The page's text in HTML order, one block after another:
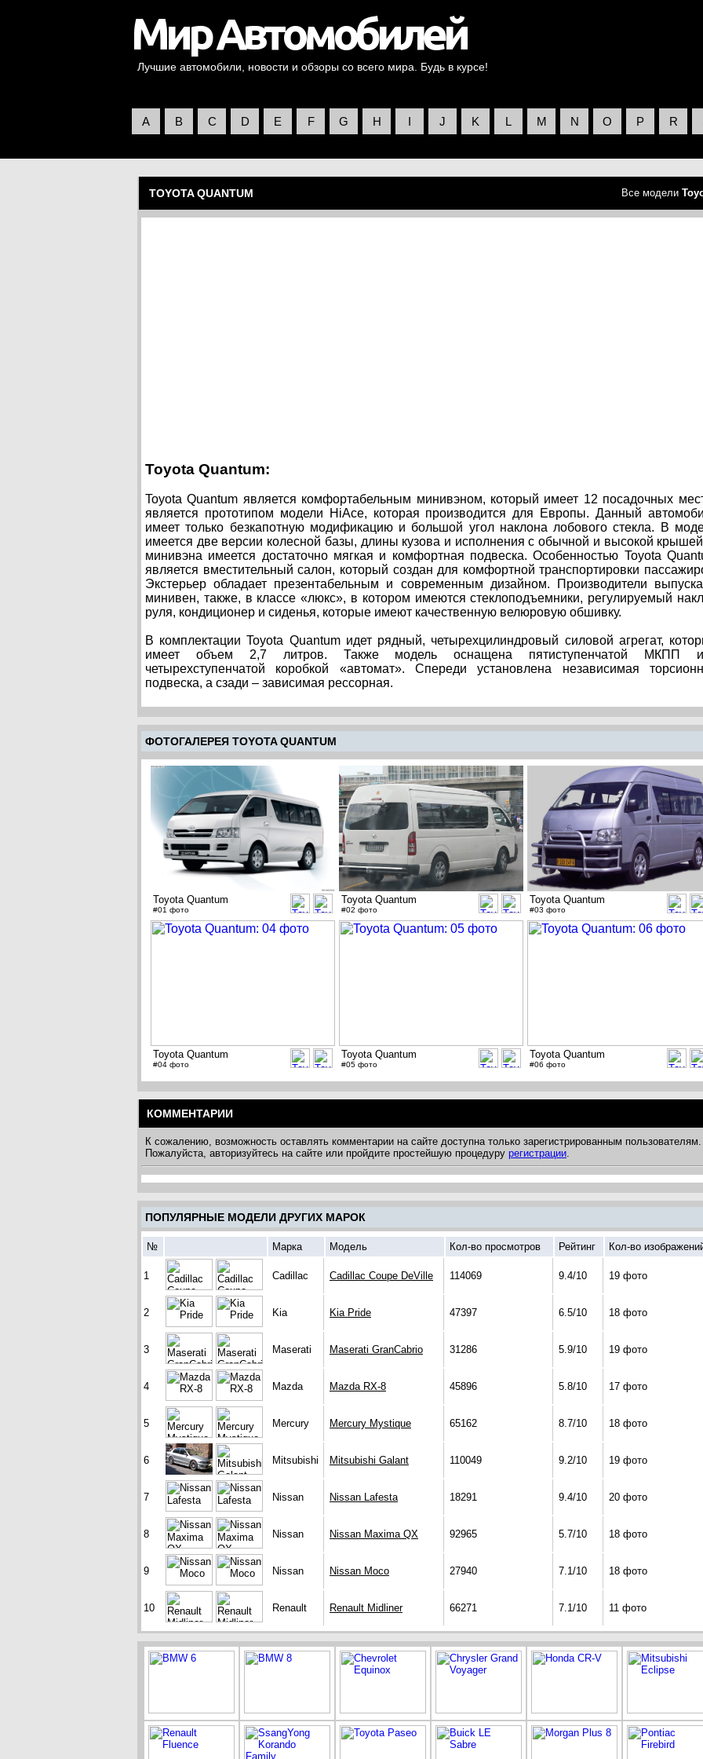
Лучшие автомобили, новости и обзоры со всего мира. Будь в курсе!
A B C D E F G H I J K L M N O P R
TOYOTA QUANTUM Все модели
Toyota Quantum:
Toyota Quantum является комфортабельным минивэном, который имеет 12 посадочных
является прототипом модели HiAce, которая производится для Европы. Данный
имеет только безкапотную модификацию и большой угол наклона лобового стекла. В
имеется две версии колесной базы, длины кузова и исполнения с обычной и высокой
минивэна имеется достаточно мягкая и комфортная подвеска. Особенностью Toyota
является вместительный салон, который создан для комфортной транспортировки
Экстерьер обладает презентабельным и современным дизайном. Производители
минивен, также, в классе «люкс», в котором имеются стеклоподъемники, регулируемый
руля, кондиционер и сиденья, которые имеют качественную велюровую обшивку.
В комплектации Toyota Quantum идет рядный, четырехцилиндровый силовой агрегат,
имеет объем 2,7 литров. Также модель оснащена пятиступенчатой МКПП
четырехступенчатой коробкой «автомат». Спереди установлена независимая
подвеска, а сзади – зависимая рессорная.
ФОТОГАЛЕРЕЯ TOYOTA QUANTUM
Toyota Quantum
#01 фото
Toyota Quantum
#02 фото
Toyota Quantum
#03 фото
Toyota Quantum
#04 фото
Toyota Quantum
#05 фото
Toyota Quantum
#06 фото
КОММЕНТАРИИ
К сожалению, возможность оставлять комментарии на сайте доступна только зарегистрированным пользователям.
Пожалуйста, авторизуйтесь на сайте или пройдите простейшую процедуру регистрации.
ПОПУЛЯРНЫЕ МОДЕЛИ ДРУГИХ МАРОК
№ Марка Модель Кол-во просмотров Рейтинг Кол-во
1 Cadillac Cadillac Coupe DeVille 114069 9.4/10 19 фото
2 Kia Kia Pride 47397 6.5/10 18 фото
3 Maserati Maserati GranCabrio 31286 5.9/10 19 фото
4 Mazda Mazda RX-8 45896 5.8/10 17 фото
5 Mercury Mercury Mystique 65162 8.7/10 18 фото
6 Mitsubishi Mitsubishi Galant 110049 9.2/10 19 фото
7 Nissan Nissan Lafesta 18291 9.4/10 20 фото
8 Nissan Nissan Maxima QX 92965 5.7/10 18 фото
9 Nissan Nissan Moco 27940 7.1/10 18 фото
10 Renault Renault Midliner 66271 7.1/10 11 фото